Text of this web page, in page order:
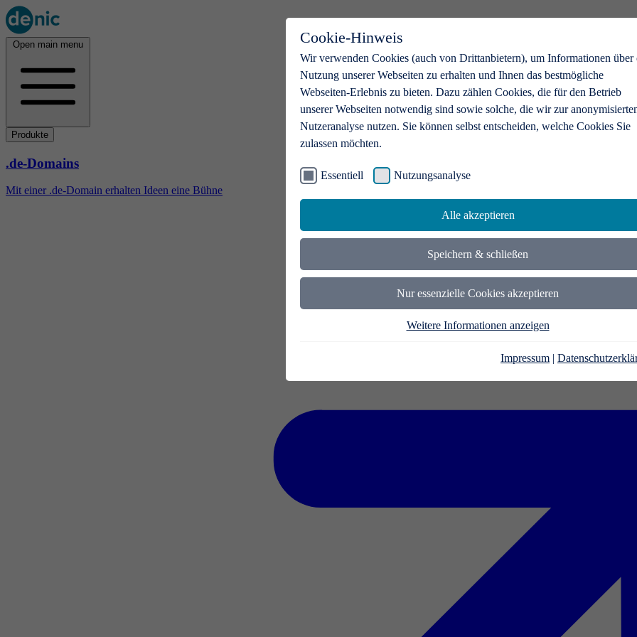
Cookie-Hinweis
Wir verwenden Cookies (auch von Drittanbietern), um Informationen über
Nutzung unserer Webseiten zu erhalten und Ihnen das bestmögliche
Webseiten-Erlebnis zu bieten. Dazu zählen Cookies, die für den Betrieb
unserer Webseiten notwendig sind sowie solche, die wir zur
Nutzeranalyse nutzen. Sie können selbst entscheiden, welche Cookies Sie
zulassen möchten.
Essentiell Nutzungsanalyse
Alle akzeptieren
Speichern & schließen
Nur essenzielle Cookies akzeptieren
Weitere Informationen anzeigen
Impressum |
Open main menu
Produkte
.de-Domains
Mit einer .de-Domain erhalten Ideen eine Bühne